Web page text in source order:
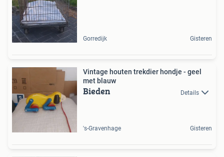
Gorredijk Gisteren
Vintage houten trekdier hondje - geel
met blauw
Bieden Details
's-Gravenhage Gisteren